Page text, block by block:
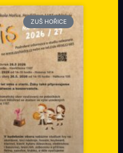
ZUŠ HOŘICE